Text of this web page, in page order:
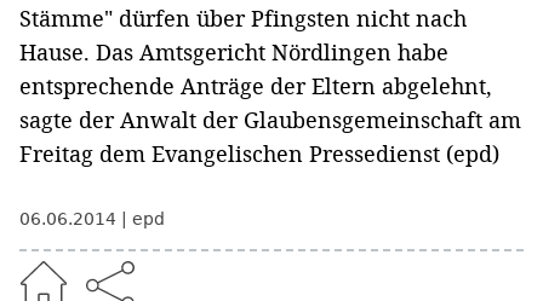
Stämme" dürfen über Pfingsten nicht nach
Hause. Das Amtsgericht Nördlingen habe
entsprechende Anträge der Eltern abgelehnt,
sagte der Anwalt der Glaubensgemeinschaft am
Freitag dem Evangelischen Pressedienst (epd)
06.06.2014 epd